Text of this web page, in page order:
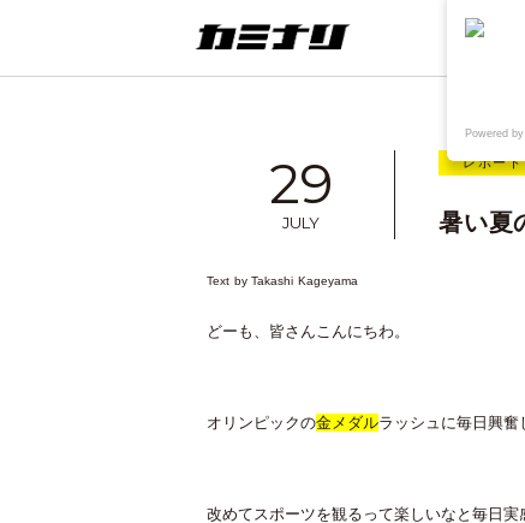
報センター様WEB
29
JULY
レポート
暑い夏
Text by Takashi Kageyama
どーも、皆さんこんにちわ。
オリンピックの金メダルラッシュに毎日興奮
改めてスポーツを観るって楽しいなと毎日実
Powered